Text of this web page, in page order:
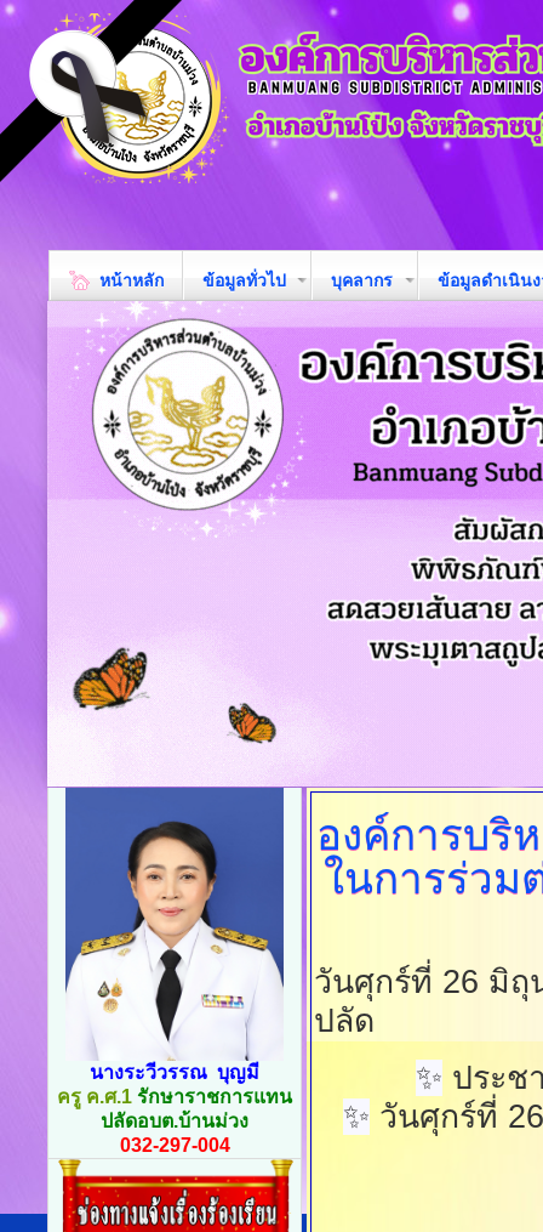
หน้าหลัก ข้อมูลทั่วไป บุคลากร ข้อมูลดำเนิน
องค์การบริ
ในการร่วม
วันศุกร์ที่ 26 มิถุ
ปลัด
✨ ประช
✨ วันศุกร์ที่
นางระวีวรรณ บุญมี
ครู ค.ศ.1 รักษาราชการแทน
ปลัดอบต.บ้านม่วง
032-297-004